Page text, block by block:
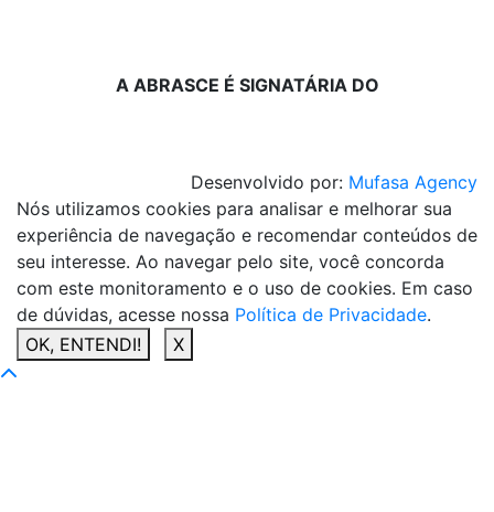
A ABRASCE É SIGNATÁRIA DO
Desenvolvido por: Mufasa Agency
Nós utilizamos cookies para analisar e melhorar sua
experiência de navegação e recomendar conteúdos de
seu interesse. Ao navegar pelo site, você concorda
com este monitoramento e o uso de cookies. Em caso
de dúvidas, acesse nossa Política de Privacidade.
OK, ENTENDI!
X